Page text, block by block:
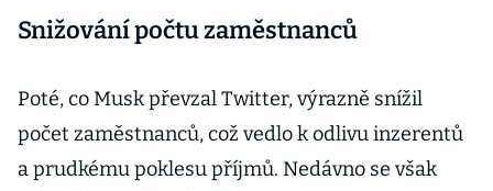
Snižování počtu zaměstnanců
Poté, co Musk převzal Twitter, výrazně snížil
počet zaměstnanců, což vedlo k odlivu inzerentů
a prudkému poklesu příjmů. Nedávno se však